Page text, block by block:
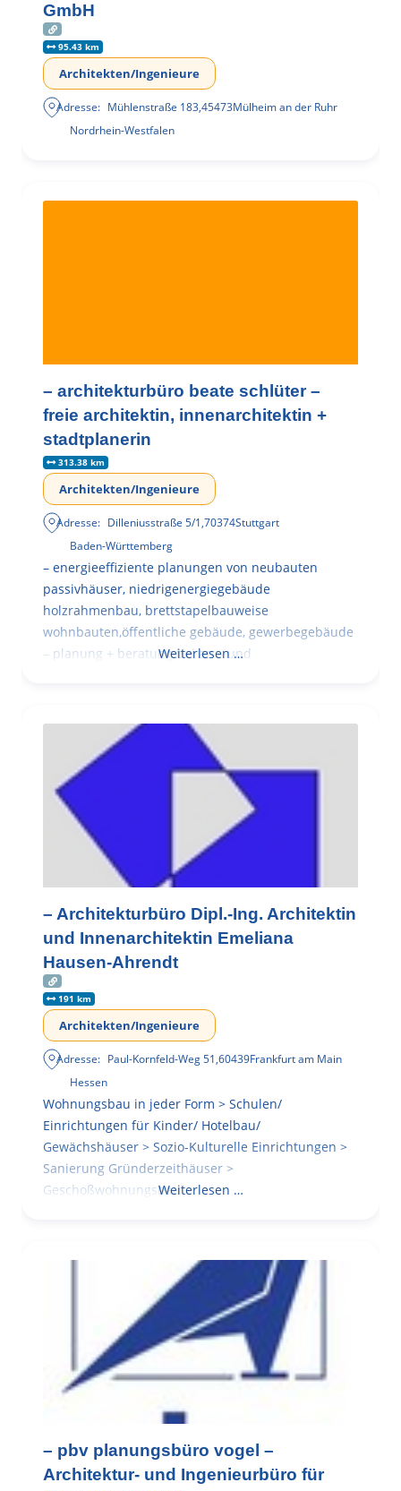
GmbH
95.43 km
Architekten/Ingenieure
Adresse: Mühlenstraße 183,45473Mülheim an der Ruhr
Nordrhein-Westfalen
– architekturbüro beate schlüter –
freie architektin, innenarchitektin +
stadtplanerin
313.38 km
Architekten/Ingenieure
Adresse: Dilleniusstraße 5/1,70374Stuttgart
Baden-Württemberg
– energieeffiziente planungen von neubauten
passivhäuser, niedrigenergiegebäude
holzrahmenbau, brettstapelbauweise
wohnbauten,öffentliche gebäude, gewerbegebäude
– planung + beratung bei an – und
Weiterlesen …
– Architekturbüro Dipl.-Ing. Architektin
und Innenarchitektin Emeliana
Hausen-Ahrendt
191 km
Architekten/Ingenieure
Adresse: Paul-Kornfeld-Weg 51,60439Frankfurt am Main
Hessen
Wohnungsbau in jeder Form > Schulen/
Einrichtungen für Kinder/ Hotelbau/
Gewächshäuser > Sozio-Kulturelle Einrichtungen >
Sanierung Gründerzeithäuser >
GeschoßwohnungsbauWeiterlesen …
– pbv planungsbüro vogel –
Architektur- und Ingenieurbüro für